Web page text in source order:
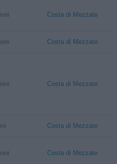
Costa di Mezzate
Costa di Mezzate
Costa di Mezzate
Costa di Mezzate
Costa di Mezzate